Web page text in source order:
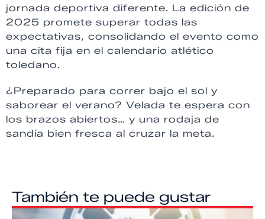
jornada deportiva diferente. La edición de
2025 promete superar todas las
expectativas, consolidando el evento como
una cita fija en el calendario atlético
toledano.
¿Preparado para correr bajo el sol y
saborear el verano? Velada te espera con
los brazos abiertos… y una rodaja de
sandía bien fresca al cruzar la meta.
También te puede gustar